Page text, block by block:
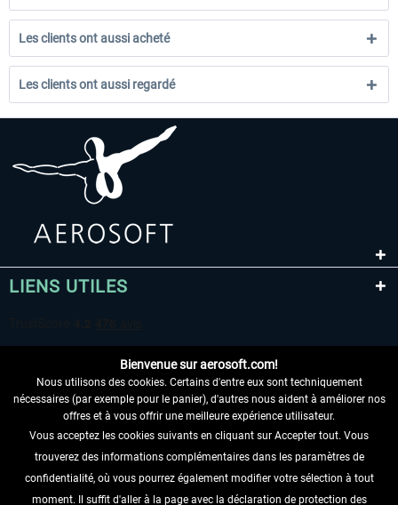
Les clients ont aussi acheté
Les clients ont aussi regardé
LIENS UTILES
RENONCER AU CONTRAT ICI
INFORMATIONS
Bienvenue sur aerosoft.com!
Nous utilisons des cookies. Certains d'entre eux sont techniquement
nécessaires (par exemple pour le panier), d'autres nous aident à améliorer nos
offres et à vous offrir une meilleure expérience utilisateur.
Vous acceptez les cookies suivants en cliquant sur Accepter tout. Vous
trouverez des informations complémentaires dans les paramètres de
confidentialité, où vous pourrez également modifier votre sélection à tout
moment. Il suffit d'aller à la page avec la déclaration de protection des